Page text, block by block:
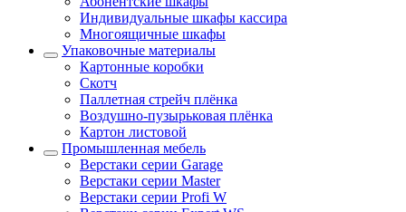
Индивидуальные шкафы кассира
Многоящичные шкафы
Упаковочные материалы
Картонные коробки
Скотч
Паллетная стрейч плёнка
Воздушно-пузырьковая плёнка
Картон листовой
Промышленная мебель
Верстаки серии Garage
Верстаки серии Master
Верстаки серии Profi W